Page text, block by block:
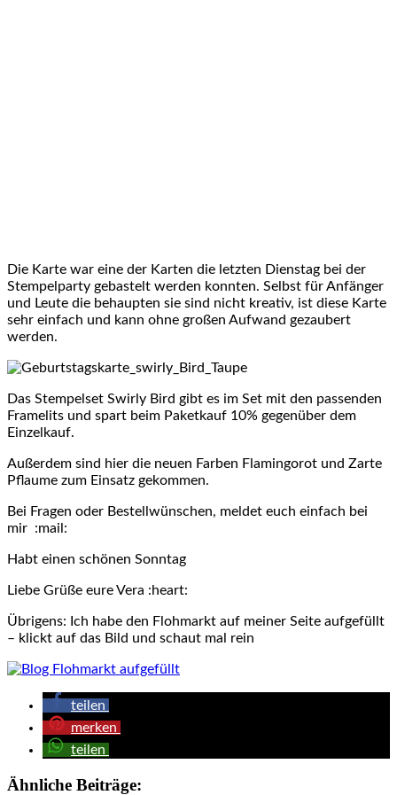
Die Karte war eine der Karten die letzten Dienstag bei der
Stempelparty gebastelt werden konnten. Selbst für Anfänger
und Leute die behaupten sie sind nicht kreativ, ist diese Karte
sehr einfach und kann ohne großen Aufwand gezaubert
werden.
Das Stempelset Swirly Bird gibt es im Set mit den passenden
Framelits und spart beim Paketkauf 10% gegenüber dem
Einzelkauf.
Außerdem sind hier die neuen Farben Flamingorot und Zarte
Pflaume zum Einsatz gekommen.
Bei Fragen oder Bestellwünschen, meldet euch einfach bei
mir :mail:
Habt einen schönen Sonntag
Liebe Grüße eure Vera :heart:
Übrigens: Ich habe den Flohmarkt auf meiner Seite aufgefüllt
– klickt auf das Bild und schaut mal rein
teilen
merken
teilen
Ähnliche Beiträge: